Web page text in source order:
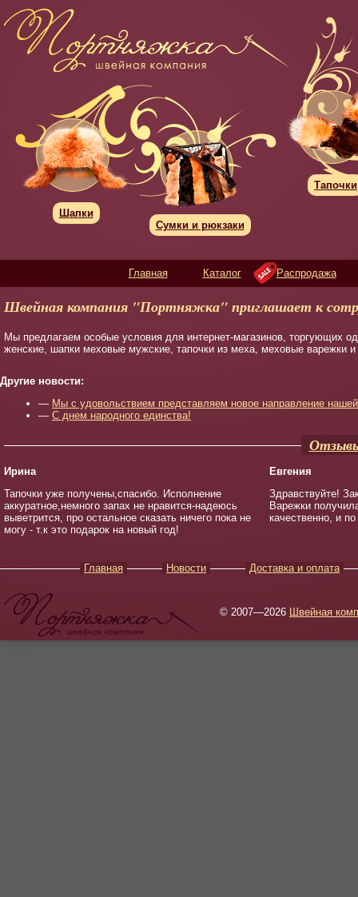
Шапки
Сумки и рюкзаки
Тапочки
Главная Каталог Распродажа
Швейная компания "Портняжка" приглашает к
Мы предлагаем особые условия для интернет-магазинов, торгующих
женские, шапки меховые мужские, тапочки из меха, меховые варежки
Другие новости:
— Мы с удовольствием представляем новое направление
— С днем народного единства!
Ирина
Тапочки уже получены,спасибо. Исполнение
аккуратное,немного запах не нравится-надеюсь
выветрится, про остальное сказать ничего пока не
могу - т.к это подарок на новый год!
Евгения
Здравствуйте!
Варежки
качественно, и
Главная Новости Доставка и оплата
© 2007—2026 Швейная